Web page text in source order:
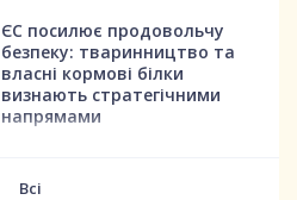
ЄС посилює продовольчу
безпеку: тваринництво та
власні кормові білки
визнають стратегічними
напрямами
Всі